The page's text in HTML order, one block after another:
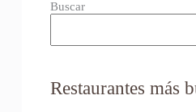
Buscar
Restaurantes más